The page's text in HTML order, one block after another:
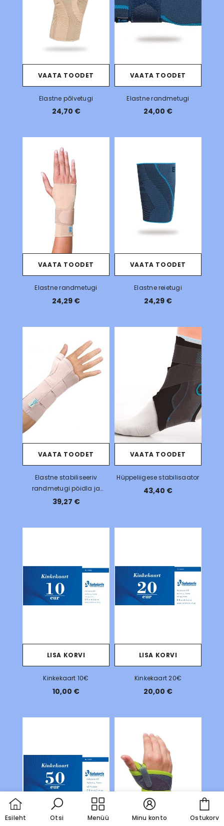
VAATA TOODET
Elastne põlvetugi
24,70 €
VAATA TOODET
Elastne randmetugi
24,00 €
VAATA TOODET
Elastne randmetugi
24,29 €
VAATA TOODET
Elastne reietugi
24,29 €
VAATA TOODET
Elastne stabiliseeriv
randmetugi pöidla ja
peopesa lahasega
39,27 €
VAATA TOODET
Hüppeliigese stabilisaator
43,40 €
LISA KORVI
Kinkekaart 10€
10,00 €
LISA KORVI
Kinkekaart 20€
20,00 €
Esileht Otsi Menüü Minu konto
Ostukorv